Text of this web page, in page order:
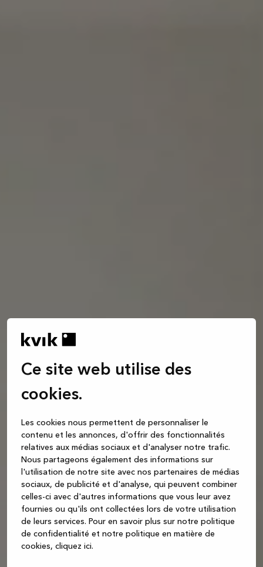
Ce site web utilise des
cookies.
Les cookies nous permettent de personnaliser le
contenu et les annonces, d'offrir des fonctionnalités
relatives aux médias sociaux et d'analyser notre trafic.
Nous partageons également des informations sur
l'utilisation de notre site avec nos partenaires de médias
sociaux, de publicité et d'analyse, qui peuvent combiner
celles-ci avec d'autres informations que vous leur avez
fournies ou qu'ils ont collectées lors de votre utilisation
de leurs services. Pour en savoir plus sur notre politique
de confidentialité et notre politique en matière de
cookies, cliquez ici.